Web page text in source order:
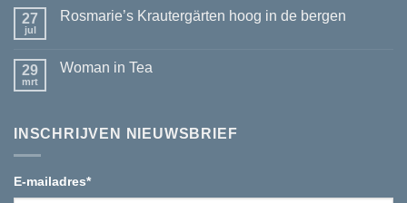
voor
thee
komt
Seasonen
Yixing
tea
27
jul
Rosmarie’s Krautergärten hoog in de bergen
Rosmarie’s
bergen
29
mrt
Woman in Tea
in
INSCHRIJVEN NIEUWSBRIEF
E-mailadres*